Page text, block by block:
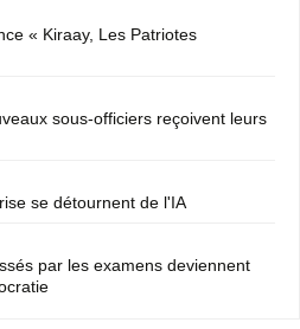
« Kiraay, Les Patriotes
sous-officiers reçoivent leurs
se détournent de l'IA
par les examens deviennent